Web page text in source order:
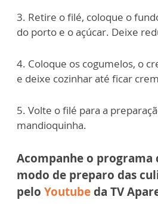
3. Retire o filé, coloque o
do porto e o açúcar. Deixe
4. Coloque os cogumelos, o
e deixe cozinhar até ficar
5. Volte o filé para a
mandioquinha.
Acompanhe o programa
modo de preparo das
pelo Youtubeda TV